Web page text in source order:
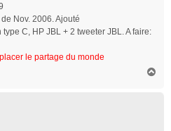
Nov. 2006. Ajouté
C, HP JBL + 2 tweeter JBL. A faire:
le partage du monde